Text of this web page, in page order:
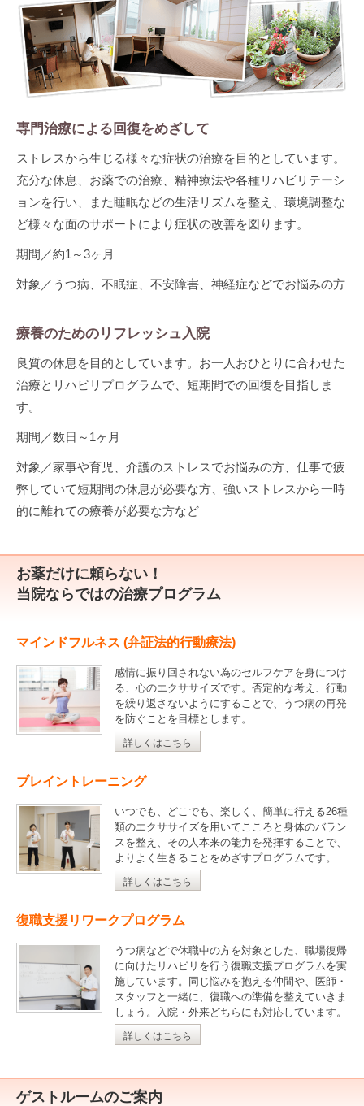
専門治療による回復をめざして
ストレスから生じる様々な症状の治療を目的としています。
充分な休息、お薬での治療、精神療法や各種リハビリテーシ
ョンを行い、また睡眠などの生活リズムを整え、環境調整な
ど様々な面のサポートにより症状の改善を図ります。
期間／約1～3ヶ月
対象／うつ病、不眠症、不安障害、神経症などでお悩みの方
療養のためのリフレッシュ入院
良質の休息を目的としています。お一人おひとりに合わせた
治療とリハビリプログラムで、短期間での回復を目指しま
す。
期間／数日～1ヶ月
対象／家事や育児、介護のストレスでお悩みの方、仕事で疲
弊していて短期間の休息が必要な方、強いストレスから一時
的に離れての療養が必要な方など
お薬だけに頼らない！
当院ならではの治療プログラム
マインドフルネス (弁証法的行動療法)
感情に振り回されない為のセルフケアを身につけ
る、心のエクササイズです。否定的な考え、行動
を繰り返さないようにすることで、うつ病の再発
を防ぐことを目標とします。
詳しくはこちら
ブレイントレーニング
いつでも、どこでも、楽しく、簡単に行える26種
類のエクササイズを用いてこころと身体のバラン
スを整え、その人本来の能力を発揮することで、
よりよく生きることをめざすプログラムです。
詳しくはこちら
復職支援リワークプログラム
うつ病などで休職中の方を対象とした、職場復帰
に向けたリハビリを行う復職支援プログラムを実
施しています。同じ悩みを抱える仲間や、医師・
スタッフと一緒に、復職への準備を整えていきま
しょう。入院・外来どちらにも対応しています。
詳しくはこちら
ゲストルームのご案内